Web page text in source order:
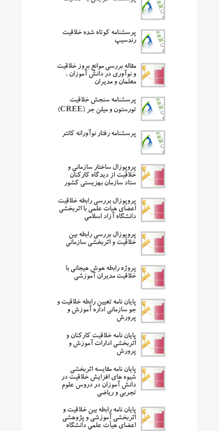
پرسشنامه کوتاه شده خلاقیت
رندسیپ
مقاله بررسی موانع بروز خلاقیت
و نوآوری در دانش آموزان ،
معلمان و مدیران
پرسشنامه سنجش خلاقیت
تورستون و میلن جر (CREE)
پرسشنامه رفتار نوآورانه کانتر
پروپوزال ساختار سازمانی و
خلاقیت از دیدگاه کارکنان
ستاد سازمان بهزیستی کشور
پروپوزال بررسی رابطه خلاقیت
اعضای هیات علمی با اثربخشی
دانشگاه آزاد اسلامی
پروپوزال بررسی رابطه بین
خلاقیت و اثربخشی سازمانی
پروژه رابطه هوش هیجانی با
خلاقیت مدیران آموزشی
پایان نامه تعیین رابطه خلاقیت و
جو سازمانی اداره آموزش و
پرورش
پایان نامه خلاقیت کارکنان و
اثربخشی ادارات آموزش و
پرورش
پایان نامه مقایسه اثربخشی
شیوه های افزایش خلاقیت در
دانش آموزان در دروس علوم
تجربی و ریاضی
پایان نامه رابطه بین خلاقیت و
اثربخشی آموزشی و پژوهشی
اعضای هیأت علمی دانشگاه